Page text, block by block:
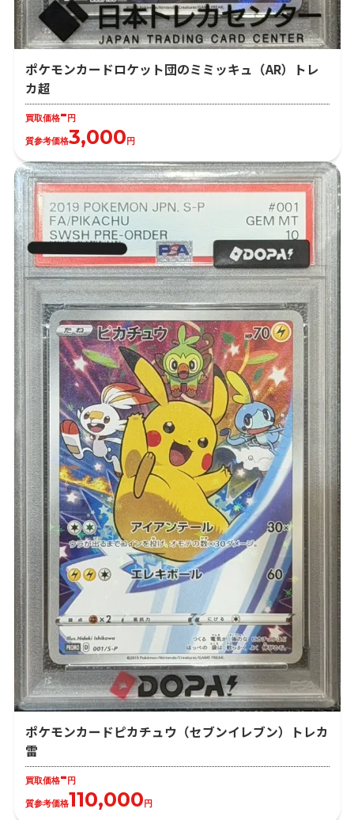
ポケモンカードロケット団のミミッキュ（AR）トレ
カ超
買取価格- 円
質参考価格3,000 円
ポケモンカードピカチュウ（セブンイレブン）トレカ
雷
買取価格- 円
質参考価格110,000 円